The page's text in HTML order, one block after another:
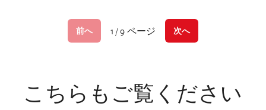
前へ 1 / 9 ページ 次へ
こちらもご覧ください